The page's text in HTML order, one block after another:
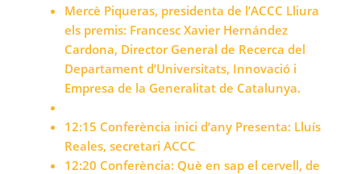
Mercè Piqueras, presidenta de l’ACCC Lliura
els premis: Francesc Xavier Hernández
Cardona, Director General de Recerca del
Departament d’Universitats, Innovació i
Empresa de la Generalitat de Catalunya.
12:15 Conferència inici d’any Presenta: Lluís
Reales, secretari ACCC
12:20 Conferència: Què en sap el cervell, de